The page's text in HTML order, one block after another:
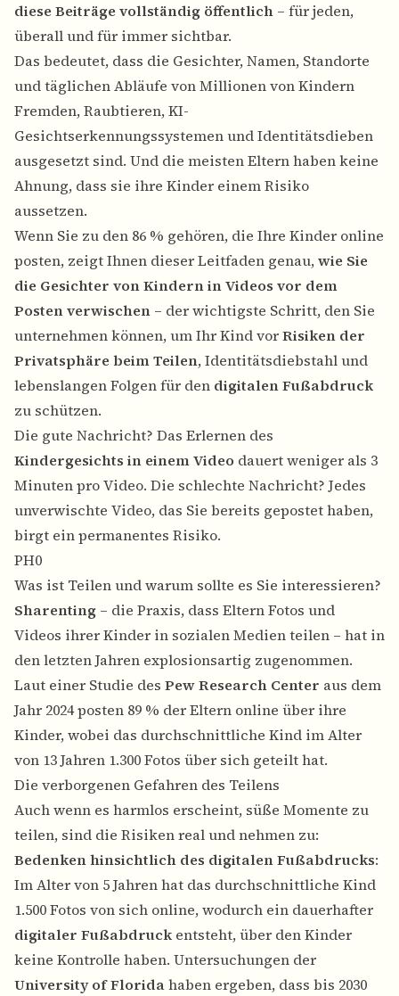
diese Beiträge vollständig öffentlich – für jeden,
überall und für immer sichtbar.
Das bedeutet, dass die Gesichter, Namen, Standorte
und täglichen Abläufe von Millionen von Kindern
Fremden, Raubtieren, KI-
Gesichtserkennungssystemen und Identitätsdieben
ausgesetzt sind. Und die meisten Eltern haben keine
Ahnung, dass sie ihre Kinder einem Risiko
aussetzen.
Wenn Sie zu den 86 % gehören, die Ihre Kinder online
posten, zeigt Ihnen dieser Leitfaden genau,wie Sie
die Gesichter von Kindern in Videos vor dem
Posten verwischen – der wichtigste Schritt, den Sie
unternehmen können, um Ihr Kind vorRisiken der
Privatsphäre beim Teilen, Identitätsdiebstahl und
lebenslangen Folgen für den digitalen Fußabdruck
zu schützen.
Die gute Nachricht? Das Erlernen des
Kindergesichts in einem Video dauert weniger als 3
Minuten pro Video. Die schlechte Nachricht? Jedes
unverwischte Video, das Sie bereits gepostet haben,
birgt ein permanentes Risiko.
PH0
Was ist Teilen und warum sollte es Sie interessieren?
Sharenting – die Praxis, dass Eltern Fotos und
Videos ihrer Kinder in sozialen Medien teilen – hat in
den letzten Jahren explosionsartig zugenommen.
Laut einer Studie des Pew Research Center aus dem
Jahr 2024 posten 89 % der Eltern online über ihre
Kinder, wobei das durchschnittliche Kind im Alter
von 13 Jahren 1.300 Fotos über sich geteilt hat.
Die verborgenen Gefahren des Teilens
Auch wenn es harmlos erscheint, süße Momente zu
teilen, sind die Risiken real und nehmen zu:
Bedenken hinsichtlich des digitalen Fußabdrucks:
Im Alter von 5 Jahren hat das durchschnittliche Kind
1.500 Fotos von sich online, wodurch ein dauerhafter
digitaler Fußabdruck entsteht, über den Kinder
keine Kontrolle haben. Untersuchungen der
University of Floridahaben ergeben, dass bis 2030